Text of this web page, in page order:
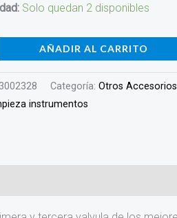
Solo quedan 2 disponibles
AÑADIR AL CARRITO
Categoría: Otros Accesorios
instrumentos